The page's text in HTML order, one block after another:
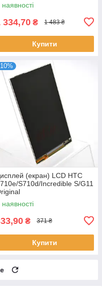
наявності
334,70 ₴ 1 483 ₴
Купити
(екран) LCD HTC
S710d/Incredible S/G11
наявності
₴ 371 ₴
Купити